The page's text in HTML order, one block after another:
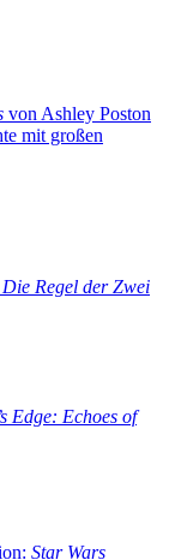
von Ashley Poston
mit großen
Regel der Zwei
Edge: Echoes of
Star Wars